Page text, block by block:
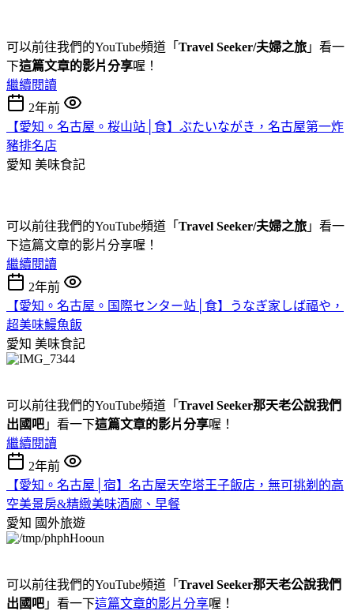
可以前往我們的YouTube頻道「 Travel Seeker/夫婦之旅 」看一
下這篇文章的影片分享喔！
繼續閱讀
2年前
【愛知。名古屋。桜山站│食】ぶたいながき，名古屋第一炸
豬排名店
愛知 美味食記
可以前往我們的YouTube頻道「 Travel Seeker/夫婦之旅 」看一
下這篇文章的影片分享喔！
繼續閱讀
2年前
【愛知。名古屋。国際センター站│食】うなぎ家しば福や，
超美味鰻魚飯
愛知 美味食記
可以前往我們的YouTube頻道「 Travel Seeker那天老公說我們
出國吧 」看一下這篇文章的影片分享喔！
繼續閱讀
2年前
【愛知。名古屋│宿】名古屋天空塔王子飯店，無可挑剃的高
空美景房&精緻美味酒廊、早餐
愛知 國外旅遊
可以前往我們的YouTube頻道「 Travel Seeker那天老公說我們
出國吧 」看一下這篇文章的影片分享喔！